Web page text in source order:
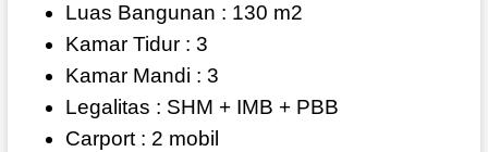
Luas Bangunan : 130 m2
Kamar Tidur : 3
Kamar Mandi : 3
Legalitas : SHM + IMB + PBB
Carport : 2 mobil